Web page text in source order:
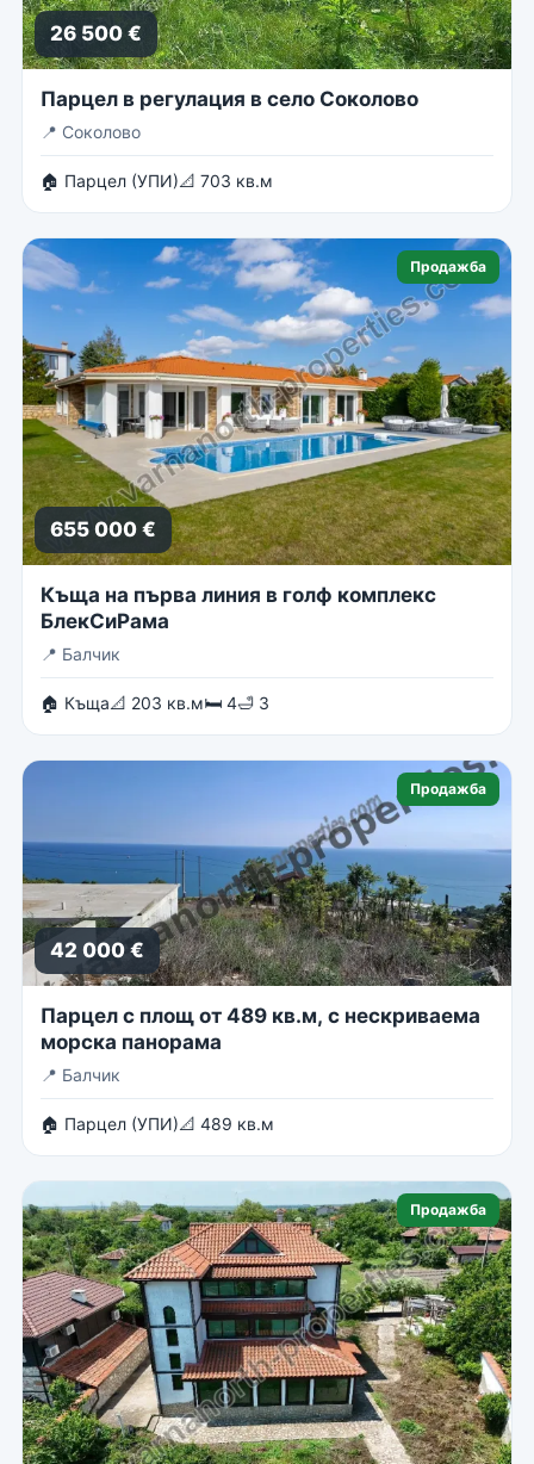
26 500 €
Парцел в регулация в село Соколово
📍 Соколово
🏠 Парцел (УПИ)📐 703 кв.м
Продажба
655 000 €
Къща на първа линия в голф комплекс
БлекСиРама
📍 Балчик
🏠 Къща📐 203 кв.м🛏 4🛁 3
Продажба
42 000 €
Парцел с площ от 489 кв.м, с нескриваема
морска панорама
📍 Балчик
🏠 Парцел (УПИ)📐 489 кв.м
Продажба